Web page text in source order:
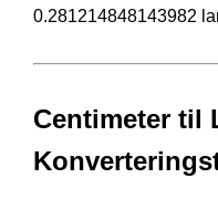
0.281214848143982
Centimeter til